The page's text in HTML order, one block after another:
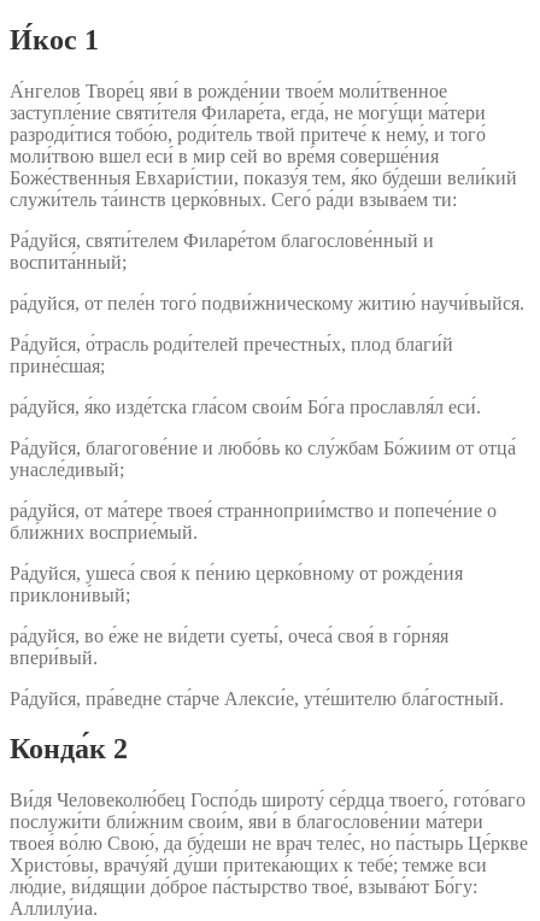
И́кос 1
А́нгелов Творе́ц яви́ в рожде́нии твое́м моли́твенное
заступле́ние святи́теля Филаре́та, егда́, не могу́щи ма́тери
разроди́тися тобо́ю, роди́тель твой притече́ к нему́, и того́
моли́твою вшел еси́ в мир сей во вре́мя соверше́ния
Боже́ственныя Евхари́стии, показу́я тем, я́ко бу́деши вели́кий
служи́тель та́инств церко́вных. Сего́ ра́ди взыва́ем ти:
Ра́дуйся, святи́телем Филаре́том благослове́нный и
воспита́нный;
ра́дуйся, от пеле́н того́ подви́жническому житию́ научи́выйся.
Ра́дуйся, о́трасль роди́телей пречестны́х, плод благи́й
прине́сшая;
ра́дуйся, я́ко изде́тска гла́сом свои́м Бо́га прославля́л еси́.
Ра́дуйся, благогове́ние и любо́вь ко слу́жбам Бо́жиим от отца́
унасле́дивый;
ра́дуйся, от ма́тере твоея́ странноприи́мство и попече́ние о
бли́жних восприе́мый.
Ра́дуйся, ушеса́ своя́ к пе́нию церко́вному от рожде́ния
приклони́вый;
ра́дуйся, во е́же не ви́дети суеты́, очеса́ своя́ в го́рняя
впери́вый.
Ра́дуйся, пра́ведне ста́рче Алекси́е, уте́шителю бла́гостный.
Конда́к 2
Ви́дя Человеколю́бец Госпо́дь широту́ се́рдца твоего́, гото́ваго
послужи́ти бли́жним свои́м, яви́ в благослове́нии ма́тери
твоея́ во́лю Свою́, да бу́деши не врач теле́с, но па́стырь Це́ркве
Христо́вы, врачу́яй ду́ши притека́ющих к тебе́; темже вси
лю́дие, ви́дящии до́брое па́стырство твое́, взыва́ют Бо́гу:
Аллилу́иа.